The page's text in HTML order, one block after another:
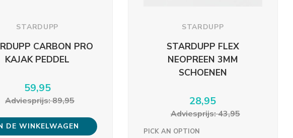
STARDUPP
CARBON PRO
KAJAK PEDDEL
59,95
Adviesprijs: 89,95
DE WINKELWAGEN
STARDUPP
STARDUPP FLEX
NEOPREEN 3MM
SCHOENEN
28,95
Adviesprijs: 43,95
PICK AN OPTION